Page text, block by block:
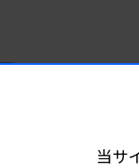
は16種類。最
細菌叢検査1」
検査2」（1438
当サ